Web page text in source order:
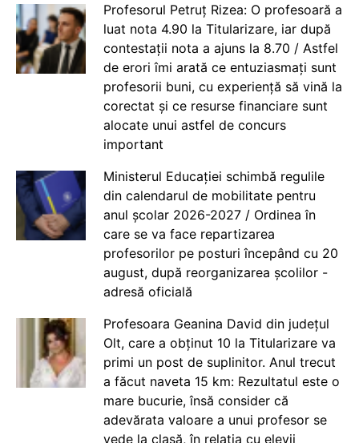
Profesorul Petruț Rizea: O profesoară a
luat nota 4.90 la Titularizare, iar după
contestații nota a ajuns la 8.70 / Astfel
de erori îmi arată ce entuziasmați sunt
profesorii buni, cu experiență să vină la
corectat și ce resurse financiare sunt
alocate unui astfel de concurs
important
Ministerul Educației schimbă regulile
din calendarul de mobilitate pentru
anul școlar 2026-2027 / Ordinea în
care se va face repartizarea
profesorilor pe posturi începând cu 20
august, după reorganizarea școlilor -
adresă oficială
Profesoara Geanina David din județul
Olt, care a obținut 10 la Titularizare va
primi un post de suplinitor. Anul trecut
a făcut naveta 15 km: Rezultatul este o
mare bucurie, însă consider că
adevărata valoare a unui profesor se
vede la clasă, în relația cu elevii